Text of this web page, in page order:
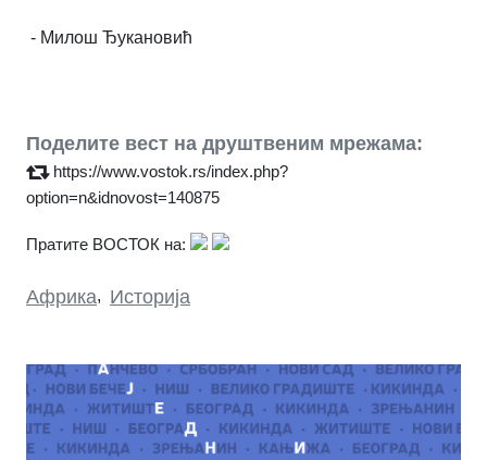
- Милош Ђукановић
Поделите вест на друштвеним мрежама:
https://www.vostok.rs/index.php?
option=n&idnovost=140875
Пратите ВОСТОК на:
Африка, Историја